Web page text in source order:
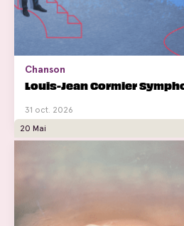
Chanson
Louis-Jean Cormier
31 oct. 2026
20 Mai